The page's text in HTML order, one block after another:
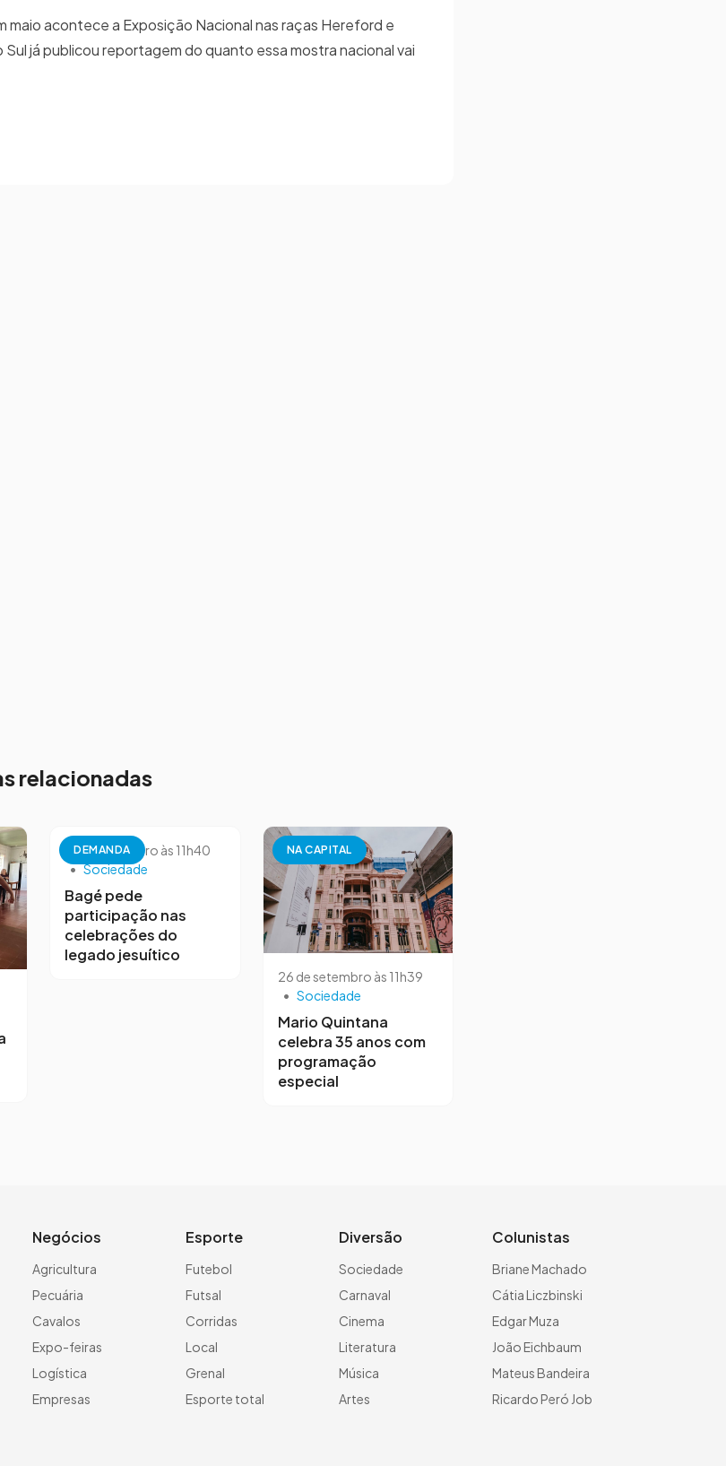
acontece a Exposição Nacional nas raças Hereford e
já publicou reportagem do quanto essa mostra nacional vai
relacionadas
DEMANDA
26 de setembro às 11h40
• Sociedade
Bagé pede
participação nas
celebrações do
legado jesuítico
NA CAPITAL
26 de setembro às 11h39
• Sociedade
Mario Quintana
celebra 35 anos com
programação
especial
Negócios
Agricultura
Pecuária
Cavalos
Expo-feiras
Logística
Empresas
Esporte
Futebol
Futsal
Corridas
Local
Grenal
Esporte total
Diversão
Sociedade
Carnaval
Cinema
Literatura
Música
Artes
Colunistas
Briane Machado
Cátia Liczbinski
Edgar Muza
João Eichbaum
Mateus Bandeira
Ricardo Peró Job